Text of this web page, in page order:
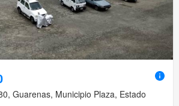
Guarenas, Municipio Plaza, Estado